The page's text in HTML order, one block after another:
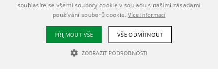
souhlasíte se všemi soubory cookie v souladu s našimi zásadami
používání souborů cookie. Více informací
PŘIJMOUT VŠE VŠE ODMÍTNOUT
ZOBRAZIT PODROBNOSTI